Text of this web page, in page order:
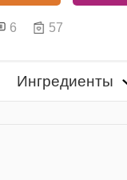
6 57
Ингредиенты